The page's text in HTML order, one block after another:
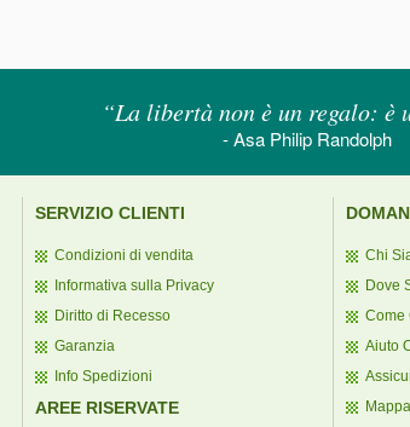
“La libertà non è un regalo: è
- Asa Philip Randolph
SERVIZIO CLIENTI
Condizioni di vendita
Informativa sulla Privacy
Diritto di Recesso
Garanzia
Info Spedizioni
AREE RISERVATE
Chi
Dove
Come
Aiuto